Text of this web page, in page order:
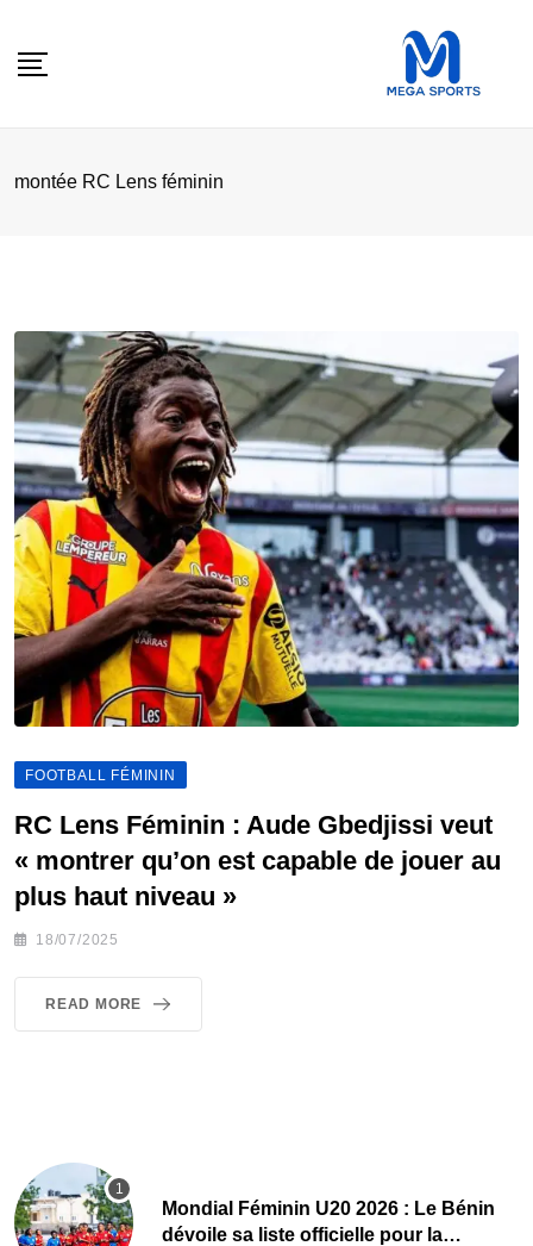
montée RC Lens féminin
FOOTBALL FÉMININ
RC Lens Féminin : Aude Gbedjissi veut
« montrer qu’on est capable de jouer au
plus haut niveau »
18/07/2025
READ MORE
Mondial Féminin U20 2026 : Le Bénin
dévoile sa liste officielle pour la